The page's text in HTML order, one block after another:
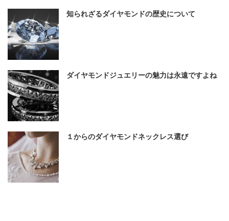
知られざるダイヤモンドの歴史について
ダイヤモンドジュエリーの魅力は永遠ですよね
１からのダイヤモンドネックレス選び